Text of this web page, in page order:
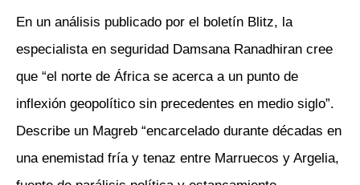
En un análisis publicado por el boletín Blitz, la
especialista en seguridad Damsana Ranadhiran cree
que “el norte de África se acerca a un punto de
inflexión geopolítico sin precedentes en medio siglo”.
Describe un Magreb “encarcelado durante décadas en
una enemistad fría y tenaz entre Marruecos y Argelia,